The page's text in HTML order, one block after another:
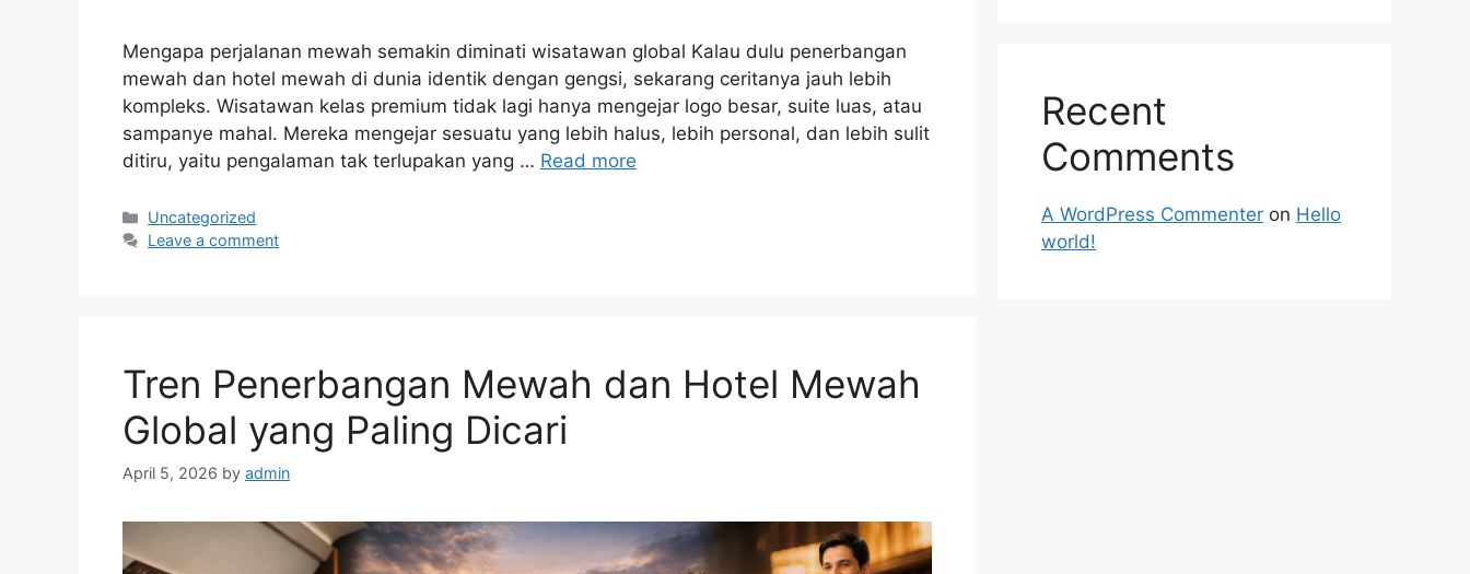
Mengapa perjalanan mewah semakin diminati wisatawan global Kalau dulu penerbangan
mewah dan hotel mewah di dunia identik dengan gengsi, sekarang ceritanya jauh lebih
kompleks. Wisatawan kelas premium tidak lagi hanya mengejar logo besar, suite luas, atau
sampanye mahal. Mereka mengejar sesuatu yang lebih halus, lebih personal, dan lebih sulit
ditiru, yaitu pengalaman tak terlupakan yang … Read more
Categories
Uncategorized
Leave a comment
Tren Penerbangan Mewah dan Hotel Mewah
Global yang Paling Dicari
April 5, 2026 by admin
Recent
Comments
A WordPress Commenter on Hello
world!